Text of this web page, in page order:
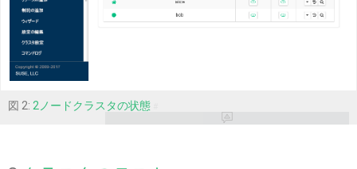
図 2: 2ノードクラスタの状態